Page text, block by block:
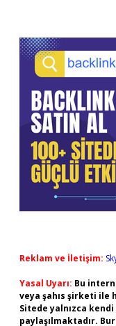
Reklam ve İletişim:
Yasal Uyarı: Bu
veya şahıs şirketi ile
Sitede yalnızca kendi
paylaşılmaktadır.